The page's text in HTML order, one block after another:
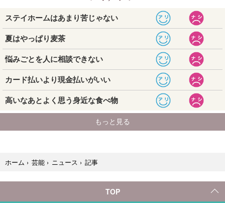
ホーム › 芸能 › ニュース › 記事
TOP